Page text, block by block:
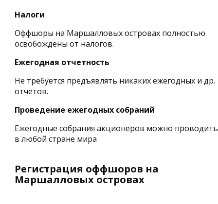
Налоги
Оффшоры на Маршалловых островах полностью
освобождены от налогов.
Ежегодная отчетность
Не требуется предъявлять никаких ежегодных и др.
отчетов.
Проведение ежегодных собраний
Ежегодные собрания акционеров можно проводить
в любой стране мира
Регистрация оффшоров на
Маршалловых островах